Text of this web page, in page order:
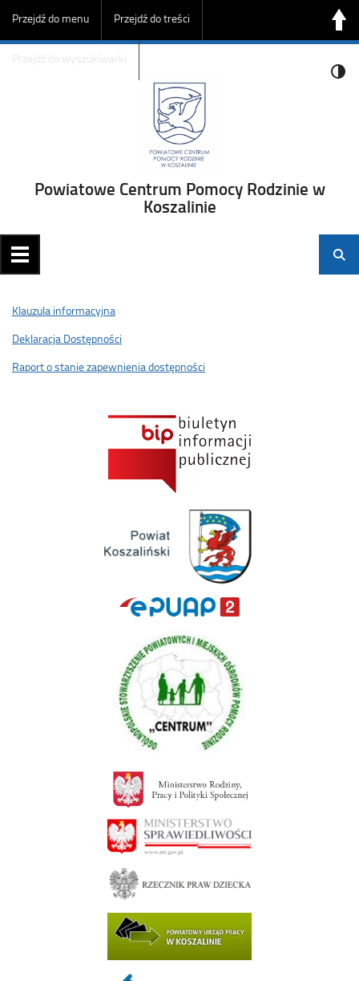
Przejdź do menu Przejdź do treści
Przejdź do wyszukiwarki
Powiatowe Centrum Pomocy Rodzinie w
Koszalinie
Klauzula informacyjna
Deklaracja Dostępności
Raport o stanie zapewnienia dostępności